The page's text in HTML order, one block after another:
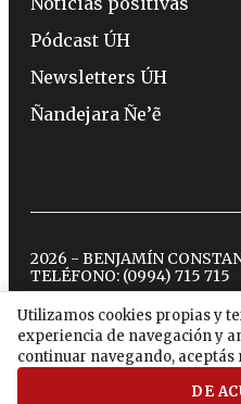
Utilizamos cookies propias y
experiencia de navegación y
continuar navegando, aceptás
DE
Pódcast ÚH
Newsletters ÚH
Ñandejara Ñe’ẽ
2026 - BENJAMÍN
TELÉFONO: (0994) 715 715
twitterinstagram
facebook